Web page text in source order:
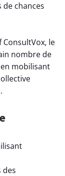
chances
le
nombre de
mobilisant
des